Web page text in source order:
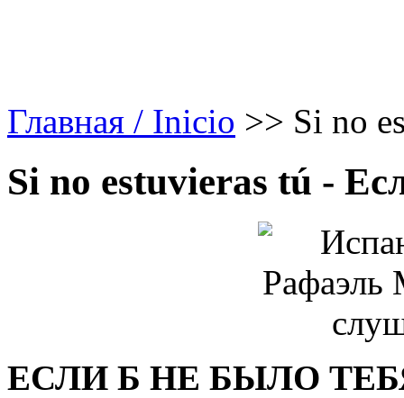
Главная / Inicio >> Si no
Si no estuvieras tú -
ЕСЛИ Б НЕ БЫЛО